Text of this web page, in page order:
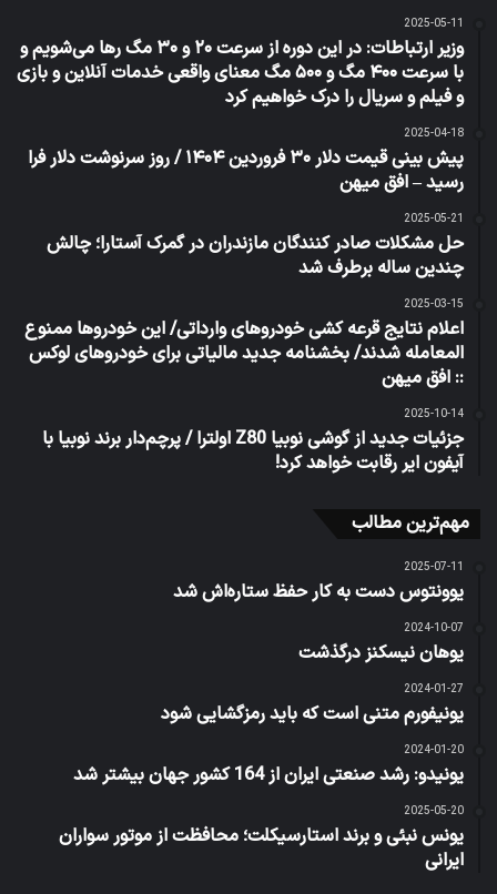
2025-05-11
وزیر ارتباطات: در این دوره از سرعت ۲۰ و ۳۰ مگ رها می‌شویم و
با سرعت ۴۰۰ مگ و ۵۰۰ مگ معنای واقعی خدمات آنلاین و بازی
و فیلم و سریال را درک خواهیم کرد
2025-04-18
پیش بینی قیمت دلار ۳۰ فروردین ۱۴۰۴ / روز سرنوشت دلار فرا
رسید – افق میهن
2025-05-21
حل مشکلات صادر کنندگان مازندران در گمرک آستارا؛ چالش
چندین ساله برطرف شد
2025-03-15
اعلام نتایج قرعه کشی خودروهای وارداتی/ این خودروها ممنوع
المعامله شدند/ بخشنامه جدید مالیاتی برای خودروهای لوکس
:: افق میهن
2025-10-14
جزئیات جدید از گوشی نوبیا Z80 اولترا / پرچم‌دار برند نوبیا با
آیفون ایر رقابت خواهد کرد!
مهم‌ترین مطالب
2025-07-11
یوونتوس دست به کار حفظ ستاره‌اش شد
2024-10-07
یوهان نیسکنز درگذشت
2024-01-27
یونیفورم متنی است که باید رمزگشایی شود
2024-01-20
یونیدو: رشد صنعتی ایران از 164 کشور جهان بیشتر شد
2025-05-20
یونس نبئی و برند استارسیکلت؛ محافظت از موتور سواران
ایرانی